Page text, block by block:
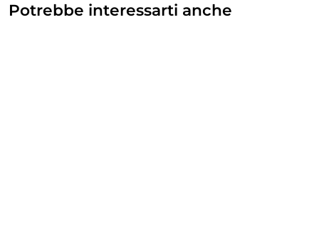
Potrebbe interessarti anche